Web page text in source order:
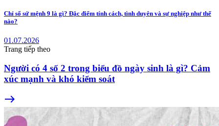
Chỉ số sứ mệnh 9 là gì? Đặc điểm tính cách, tình duyên và sự nghiệp như thế
nào?
01.07.2026
Trang tiếp theo
Người có 4 số 2 trong biểu đồ ngày sinh là gì? Cảm
xúc mạnh và khó kiểm soát
east